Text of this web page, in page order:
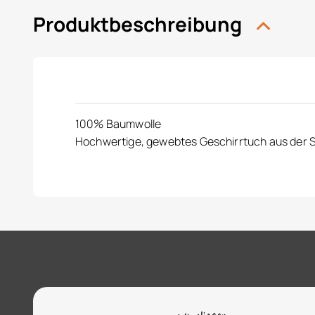
Produktbeschreibung
100% Baumwolle
Hochwertige, gewebtes Geschirrtuch aus der